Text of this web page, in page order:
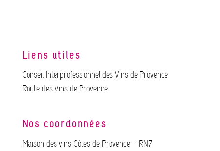
Liens utiles
Conseil Interprofessionnel des Vins de Provence
Route des Vins de Provence
Nos coordonnées
Maison des vins Côtes de Provence – RN7